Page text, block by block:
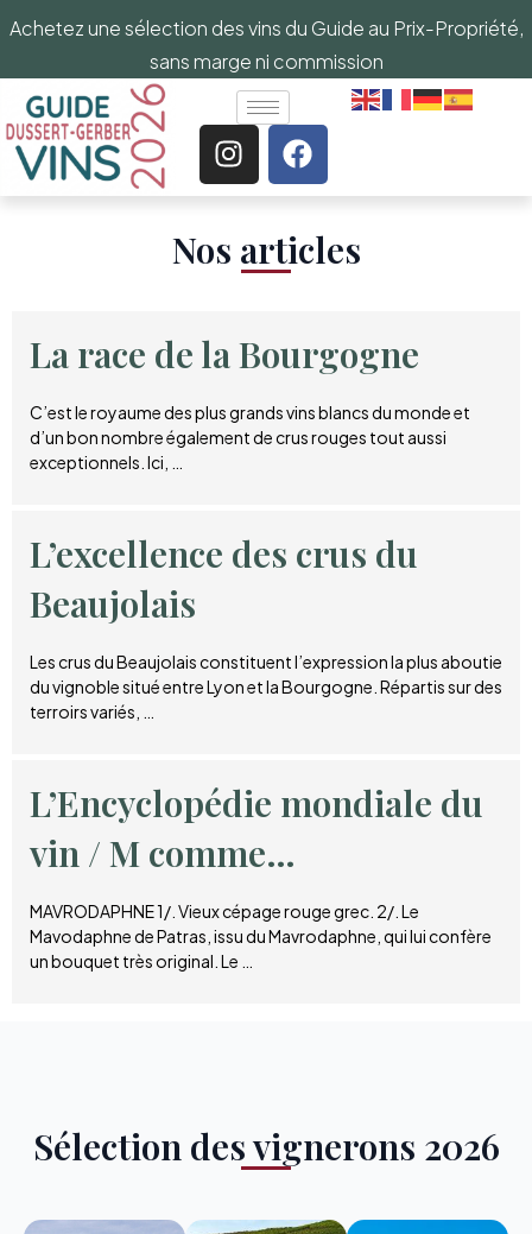
Achetez une sélection des vins du Guide au Prix-Propriété,
sans marge ni commission
Nos articles​
La race de la Bourgogne
C’est le royaume des plus grands vins blancs du monde et
d’un bon nombre également de crus rouges tout aussi
exceptionnels. Ici, …
L’excellence des crus du
Beaujolais
Les crus du Beaujolais constituent l’expression la plus aboutie
du vignoble situé entre Lyon et la Bourgogne. Répartis sur des
terroirs variés, …
L’Encyclopédie mondiale du
vin / M comme…
MAVRODAPHNE 1/. Vieux cépage rouge grec. 2/. Le
Mavodaphne de Patras, issu du Mavrodaphne, qui lui confère
un bouquet très original. Le …
Sélection des vignerons 2026